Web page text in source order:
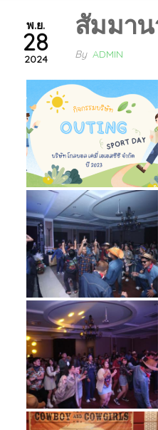
พ.ย.
28
2024
สัมมาน
By ADMIN